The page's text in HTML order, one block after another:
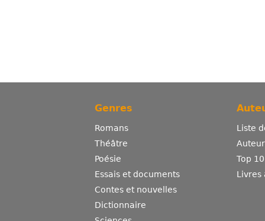
Genres
Romans
Théâtre
Poésie
Essais et documents
Contes et nouvelles
Dictionnaire
Liste
Top
Livres